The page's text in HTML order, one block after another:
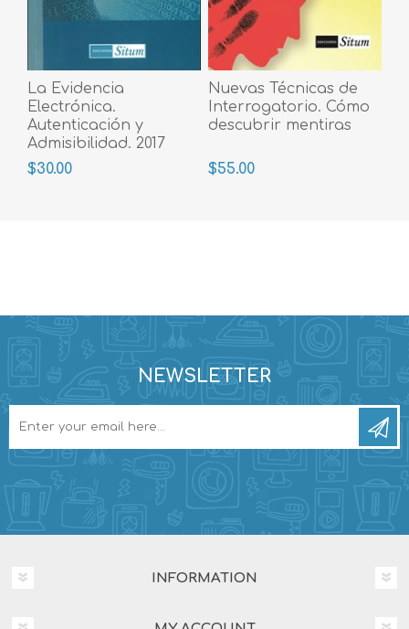
La Evidencia
Electrónica.
Autenticación y
Admisibilidad. 2017
$30.00
Nuevas Técnicas de
Interrogatorio. Cómo
descubrir mentiras
$55.00
NEWSLETTER
INFORMATION